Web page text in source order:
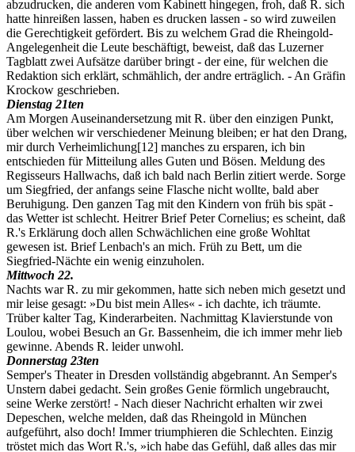
abzudrucken, die anderen vom Kabinett hingegen, froh, daß R. sich
hatte hinreißen lassen, haben es drucken lassen - so wird zuweilen
die Gerechtigkeit gefördert. Bis zu welchem Grad die Rheingold-
Angelegenheit die Leute beschäftigt, beweist, daß das Luzerner
Tagblatt zwei Aufsätze darüber bringt - der eine, für welchen die
Redaktion sich erklärt, schmählich, der andre erträglich. - An Gräfin
Krockow geschrieben.
Dienstag 21ten
Am Morgen Auseinandersetzung mit R. über den einzigen Punkt,
über welchen wir verschiedener Meinung bleiben; er hat den Drang,
mir durch Verheimlichung[12] manches zu ersparen, ich bin
entschieden für Mitteilung alles Guten und Bösen. Meldung des
Regisseurs Hallwachs, daß ich bald nach Berlin zitiert werde. Sorge
um Siegfried, der anfangs seine Flasche nicht wollte, bald aber
Beruhigung. Den ganzen Tag mit den Kindern von früh bis spät -
das Wetter ist schlecht. Heitrer Brief Peter Cornelius; es scheint, daß
R.'s Erklärung doch allen Schwächlichen eine große Wohltat
gewesen ist. Brief Lenbach's an mich. Früh zu Bett, um die
Siegfried-Nächte ein wenig einzuholen.
Mittwoch 22.
Nachts war R. zu mir gekommen, hatte sich neben mich gesetzt und
mir leise gesagt: »Du bist mein Alles« - ich dachte, ich träumte.
Trüber kalter Tag, Kinderarbeiten. Nachmittag Klavierstunde von
Loulou, wobei Besuch an Gr. Bassenheim, die ich immer mehr lieb
gewinne. Abends R. leider unwohl.
Donnerstag 23ten
Semper's Theater in Dresden vollständig abgebrannt. An Semper's
Unstern dabei gedacht. Sein großes Genie förmlich ungebraucht,
seine Werke zerstört! - Nach dieser Nachricht erhalten wir zwei
Depeschen, welche melden, daß das Rheingold in München
aufgeführt, also doch! Immer triumphieren die Schlechten. Einzig
tröstet mich das Wort R.'s, »ich habe das Gefühl, daß alles das mir